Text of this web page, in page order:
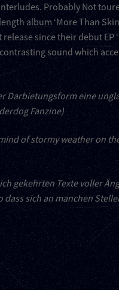
Probably Not
album ‘More Than
since their debut EP
sound which
Darbietungsform eine
Fanzine)
of stormy weather on
gekehrten Texte voller
sich an manchen